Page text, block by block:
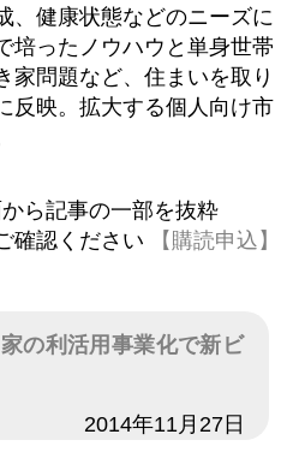
、健康状態などのニーズに
培ったノウハウと単身世帯
家問題など、住まいを取り
反映。拡大する個人向け市
ら記事の一部を抜粋
確認ください
【購読申込】
の利活用事業化で新ビ
2014年11月27日